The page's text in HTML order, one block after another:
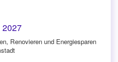
2027
Renovieren und Energiesparen